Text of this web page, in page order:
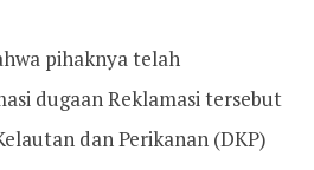
pihaknya telah
dugaan Reklamasi tersebut
dan Perikanan (DKP)